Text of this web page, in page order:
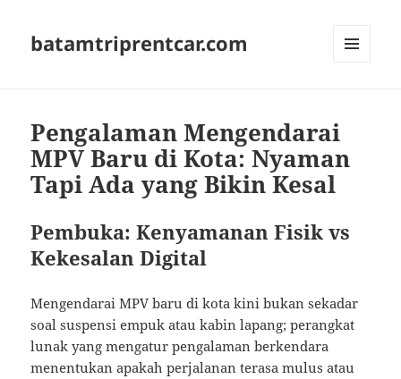
batamtriprentcar.com
Pengalaman Mengendarai
MPV Baru di Kota: Nyaman
Tapi Ada yang Bikin Kesal
Pembuka: Kenyamanan Fisik vs
Kekesalan Digital
Mengendarai MPV baru di kota kini bukan sekadar
soal suspensi empuk atau kabin lapang; perangkat
lunak yang mengatur pengalaman berkendara
menentukan apakah perjalanan terasa mulus atau